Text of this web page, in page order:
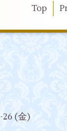
Top
26 (金)